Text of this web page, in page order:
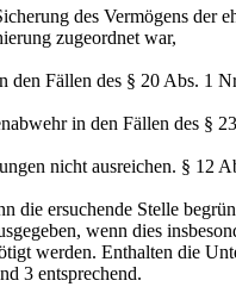
des Vermögens der
zugeordnet war,
den Fällen des § 20 Abs. 1
in den Fällen des §
nicht ausreichen. § 12
die ersuchende Stelle
wenn dies
werden. Enthalten die
3 entsprechend.